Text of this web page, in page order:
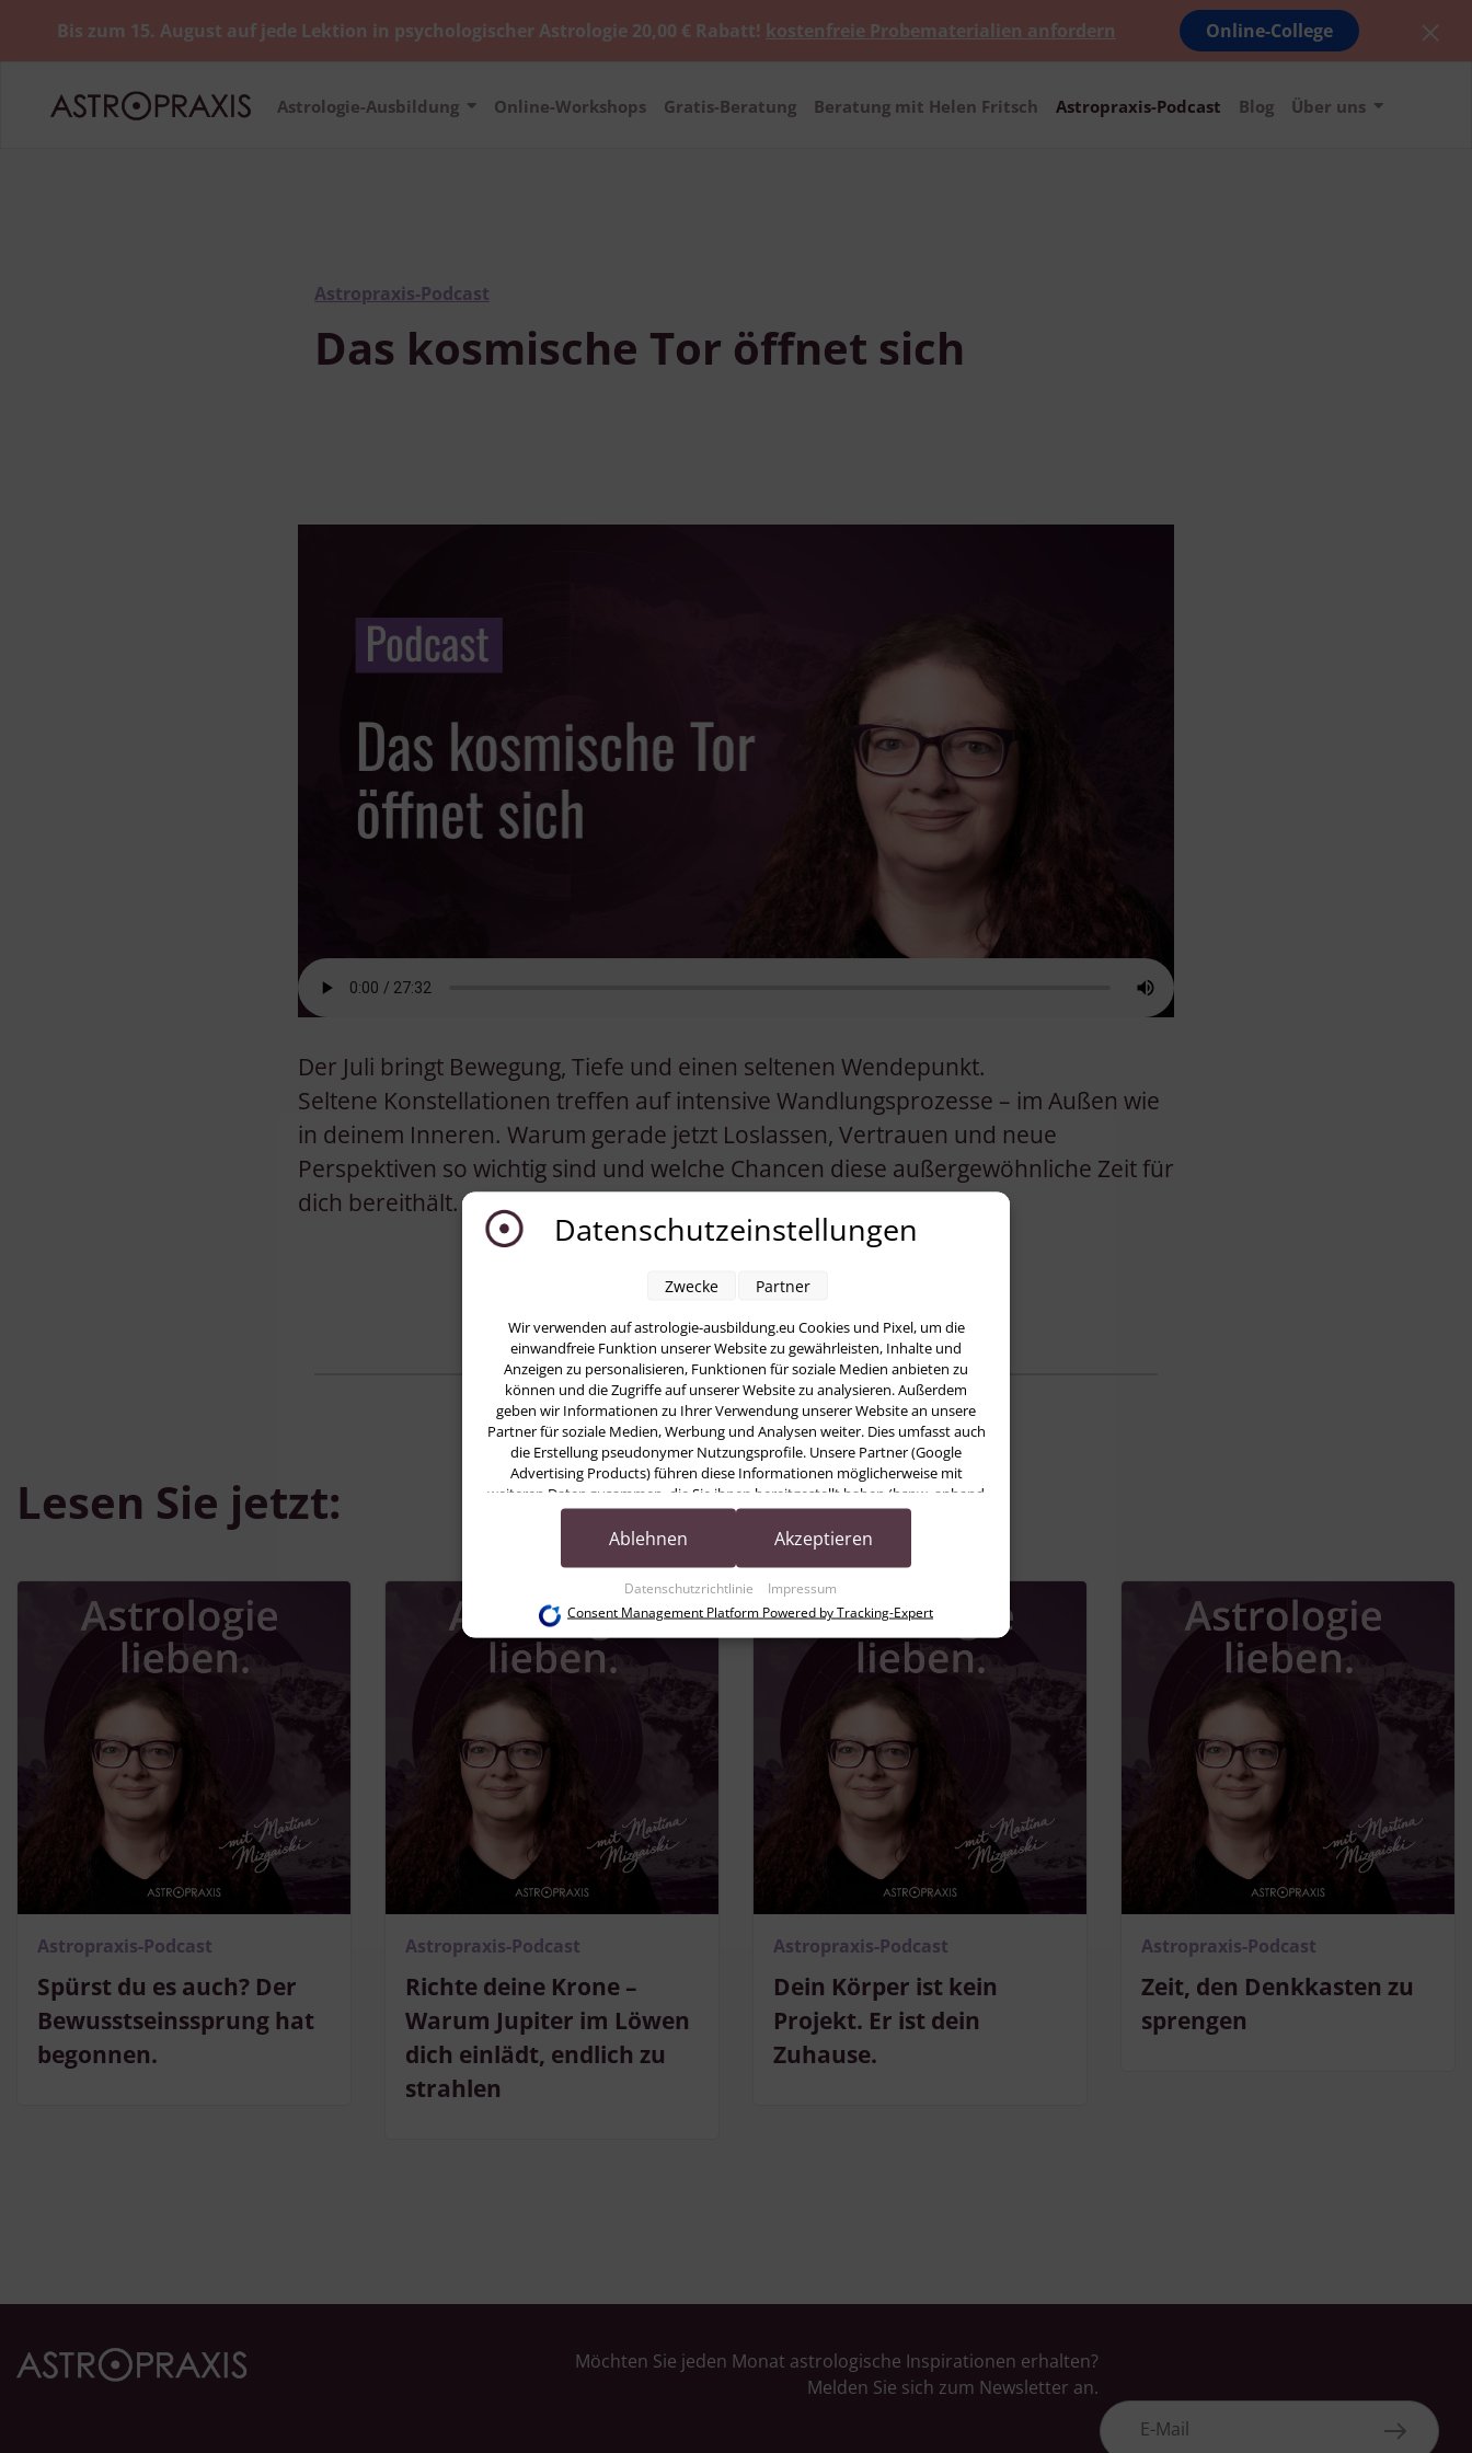
Bis zum 15. August auf jede Lektion in psychologischer Astrologie 20,00 € Rabatt! kostenfreie Probematerialien anfordern Online-College
Astrologie-Ausbildung Online-Workshops Gratis-Beratung Beratung mit Helen Fritsch Astropraxis-Podcast Blog Über uns
Astropraxis-Podcast
Das kosmische Tor öffnet sich
Der Juli bringt Bewegung, Tiefe und einen seltenen Wendepunkt.
Seltene Konstellationen treffen auf intensive Wandlungsprozesse – im Außen wie
in deinem Inneren. Warum gerade jetzt Loslassen, Vertrauen und neue
Perspektiven so wichtig sind und welche Chancen diese außergewöhnliche Zeit für
dich bereithält.
Lesen Sie jetzt:
Spürst du es auch? Der
Bewusstseinssprung hat
begonnen.
Astropraxis-Podcast
Richte deine Krone –
Warum Jupiter im Löwen
dich einlädt, endlich zu
strahlen
Astropraxis-Podcast
Dein Körper ist kein
Projekt. Er ist dein
Zuhause.
Astropraxis-Podcast
Zeit, den Denkkasten zu
sprengen
Astropraxis-Podcast
Möchten Sie jeden Monat astrologische Inspirationen erhalten?
Melden Sie sich zum Newsletter an.
Datenschutzeinstellungen
Wir verwenden auf astrologie-ausbildung.eu Cookies und Pixel, um die
einwandfreie Funktion unserer Website zu gewährleisten, Inhalte und
Anzeigen zu personalisieren, Funktionen für soziale Medien anbieten zu
können und die Zugriffe auf unserer Website zu analysieren. Außerdem
geben wir Informationen zu Ihrer Verwendung unserer Website an unsere
Partner für soziale Medien, Werbung und Analysen weiter. Dies umfasst auch
die Erstellung pseudonymer Nutzungsprofile. Unsere Partner (Google
Advertising Products) führen diese Informationen möglicherweise mit
weiteren Daten zusammen, die Sie ihnen bereitgestellt haben (bspw. anhand
eines persönlichen Accounts) oder welche sie im Rahmen Ihrer Nutzung der
Dienste gesammelt haben (bspw. Nutzungsdaten anderer Geräte). Ihre
Einwilligung zur Nutzung von Cookies und Pixeln können Sie jederzeit
dort die entsprechenden Anpassungen vornehmen.
Zwecke der Datenverarbeitung durch unsere Partner:
Speichern von oder Zugriff auf Informationen auf einem Endgerät
Verwendung reduzierter Daten zur Auswahl von Werbeanzeigen
Erstellung von Profilen für personalisierte Werbung
Verwendung von Profilen zur Auswahl personalisierter Werbung
Erstellung von Profilen zur Personalisierung von Inhalten
Verwendung von Profilen zur Auswahl personalisierter Inhalte
Messung der Werbeleistung
Messung der Performance von Inhalten
Analyse von Zielgruppen durch Statistiken oder Kombinationen von Daten aus
verschiedenen Quellen
Entwicklung und Verbesserung der Angebote
Verwendung reduzierter Daten zur Auswahl von Inhalten
Endgeräteeigenschaften zur Identifikation aktiv abfragen
Datenschutzrichtlinie Impressum
Zwecke Partner
Ablehnen Akzeptieren
Consent Management Platform Powered by Tracking-Expert